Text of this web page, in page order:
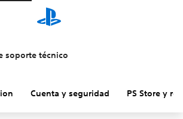
soporte técnico
Cuenta y seguridad PS Store y